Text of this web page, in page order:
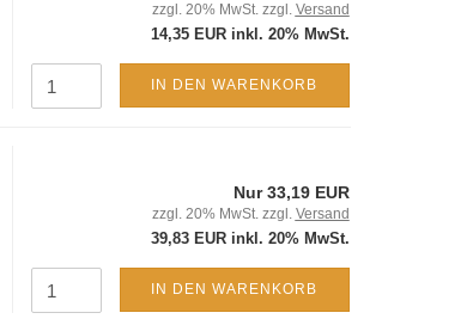
zzgl. 20% MwSt. zzgl. Versand
14,35 EUR inkl. 20% MwSt.
IN DEN WARENKORB
Nur 33,19 EUR
zzgl. 20% MwSt. zzgl. Versand
39,83 EUR inkl. 20% MwSt.
IN DEN WARENKORB